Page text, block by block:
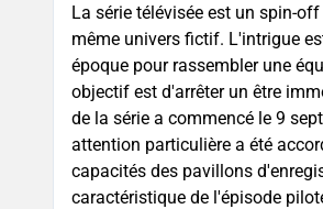
La série télévisée est un spin-
même univers fictif. L'intrigue
époque pour rassembler une
objectif est d'arrêter un être
de la série a commencé le 9
attention particulière a été
capacités des pavillons
caractéristique de l'épisode